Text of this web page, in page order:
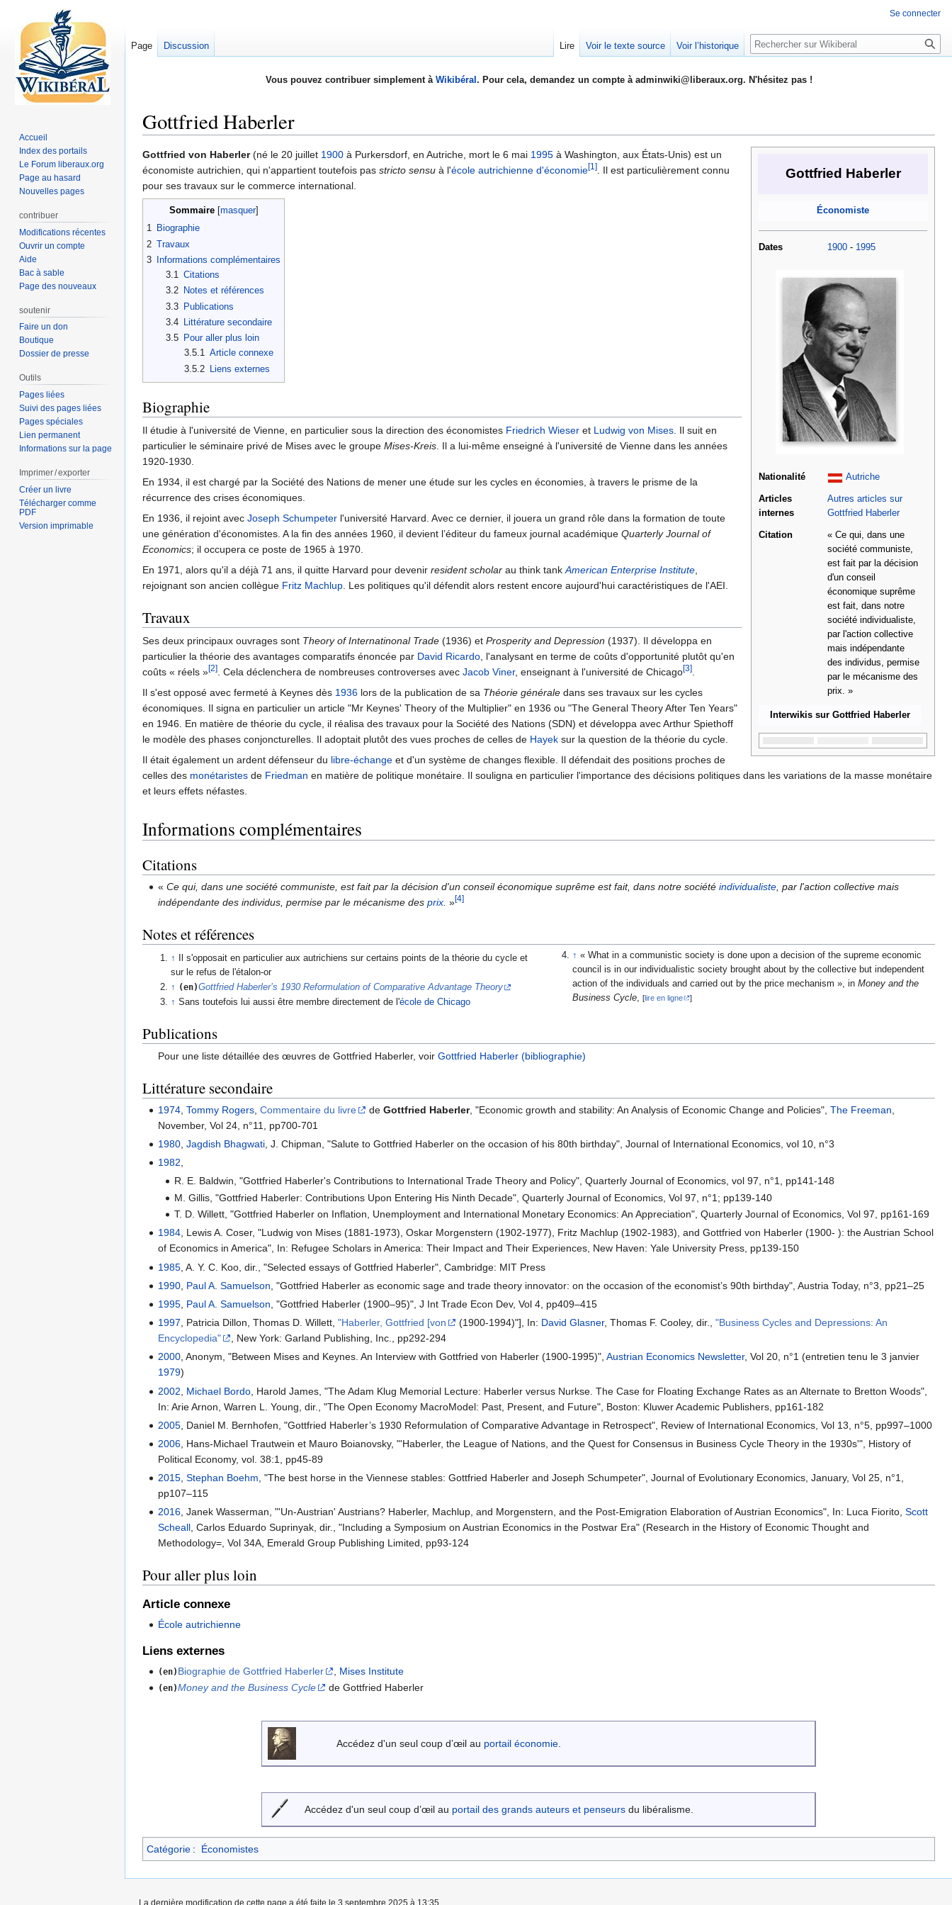
Vous pouvez contribuer simplement à Wikibéral . Pour cela, demandez un compte à adminwiki@liberaux.org. N'hésitez pas !
Gottfried Haberler
Aller
à
la
navigation
Aller
à
la
recherche
Gottfried Haberler
Économiste
Dates 1900 - 1995
Nationalité Autriche
Articles
internes
Autres articles sur
Gottfried Haberler
Citation
« Ce qui, dans une
société communiste,
est fait par la décision
d'un conseil
économique suprême
est fait, dans notre
société individualiste,
par l'action collective
mais indépendante
des individus, permise
par le mécanisme des
prix. »
Interwikis sur Gottfried Haberler
Gottfried von Haberler(né le 20 juillet 1900 à Purkersdorf, en Autriche, mort le 6 mai 1995 à Washington, aux États-Unis) est un
économiste autrichien, qui n'appartient toutefois pas stricto sensu à l'école autrichienne d'économie[1]. Il est particulièrement connu
pour ses travaux sur le commerce international.
Sommaire
1 Biographie
2 Travaux
3
Informations complémentaires
3.1 Citations
3.2
Notes et références
3.3
Publications
3.4
Littérature secondaire
3.5
Pour aller plus loin
3.5.1 Article connexe
3.5.2
Liens externes
Biographie
Il étudie à l'université de Vienne, en particulier sous la direction des économistes Friedrich Wieser et Ludwig von Mises. Il suit en
particulier le séminaire privé de Mises avec le groupe Mises-Kreis. Il a lui-même enseigné à l'université de Vienne dans les années
1920-1930.
En 1934, il est chargé par la Société des Nations de mener une étude sur les cycles en économies, à travers le prisme de la
récurrence des crises économiques.
En 1936, il rejoint avec Joseph Schumpeter l'université Harvard. Avec ce dernier, il jouera un grand rôle dans la formation de toute
une génération d'économistes. A la fin des années 1960, il devient l’éditeur du fameux journal académique Quarterly Journal of
Economics; il occupera ce poste de 1965 à 1970.
En 1971, alors qu'il a déjà 71 ans, il quitte Harvard pour devenir resident scholar au think tankAmerican Enterprise Institute,
rejoignant son ancien collègue Fritz Machlup. Les politiques qu'il défendit alors restent encore aujourd'hui caractéristiques de l'AEI.
Travaux
Ses deux principaux ouvrages sont Theory of Internatinonal Trade (1936) et Prosperity and Depression (1937). Il développa en
particulier la théorie des avantages comparatifs énoncée par David Ricardo, l'analysant en terme de coûts d'opportunité plutôt qu'en
coûts « réels »[2]. Cela déclenchera de nombreuses controverses avec Jacob Viner, enseignant à l'université de Chicago[3].
Il s'est opposé avec fermeté à Keynes dès 1936 lors de la publication de sa Théorie générale dans ses travaux sur les cycles
économiques. Il signa en particulier un article "Mr Keynes' Theory of the Multiplier" en 1936 ou "The General Theory After Ten Years"
en 1946. En matière de théorie du cycle, il réalisa des travaux pour la Société des Nations (SDN) et développa avec Arthur Spiethoff
le modèle des phases conjoncturelles. Il adoptait plutôt des vues proches de celles de Hayek sur la question de la théorie du cycle.
Il était également un ardent défenseur du libre-échange et d'un système de changes flexible. Il défendait des positions proches de
celles des monétaristes de Friedman en matière de politique monétaire. Il souligna en particulier l'importance des décisions politiques dans les variations de la masse monétaire
et leurs effets néfastes.
Informations complémentaires
Citations
«Ce qui, dans une société communiste, est fait par la décision d'un conseil économique suprême est fait, dans notre sociétéindividualiste , par l'action collective mais
indépendante des individus, permise par le mécanisme desprix »[4]
Notes et références
↑
Il s'opposait en particulier aux autrichiens sur certains points de la théorie du cycle et
sur le refus de l'étalon-or
↑ (en)Gottfried Haberler’s 1930 Reformulation of Comparative Advantage Theory
↑ Sans toutefois lui aussi être membre directement de l'école de Chicago
↑ « What in a communistic society is done upon a decision of the supreme economic
council is in our individualistic society brought about by the collective but independent
action of the individuals and carried out by the price mechanism », in Money and the
Business Cycle, [lire en ligne ]
Publications
Pour une liste détaillée des œuvres de Gottfried Haberler, voirGottfried Haberler (bibliographie)
Littérature secondaire
1974 ,Tommy Rogers ,Commentaire du livre deGottfried Haberler, "Economic growth and stability: An Analysis of Economic Change and Policies",The Freeman
November, Vol 24, n°11, pp700-701
1980 ,Jagdish Bhagwati , J. Chipman, "Salute to Gottfried Haberler on the occasion of his 80th birthday", Journal of International Economics, vol 10, n°3
1982,
R. E. Baldwin, "Gottfried Haberler's Contributions to International Trade Theory and Policy", Quarterly Journal of Economics, vol 97, n°1, pp141-148
M. Gillis, "Gottfried Haberler: Contributions Upon Entering His Ninth Decade", Quarterly Journal of Economics, Vol 97, n°1; pp139-140
T. D. Willett, "Gottfried Haberler on Inflation, Unemployment and International Monetary Economics: An Appreciation", Quarterly Journal of Economics, Vol 97, pp161-169
1984, Lewis A. Coser, "Ludwig von Mises (1881-1973), Oskar Morgenstern (1902-1977), Fritz Machlup (1902-1983), and Gottfried von Haberler (1900- ): the Austrian School
of Economics in America", In: Refugee Scholars in America: Their Impact and Their Experiences, New Haven: Yale University Press, pp139-150
1985 , A. Y. C. Koo, dir., "Selected essays of Gottfried Haberler", Cambridge: MIT Press
1990 Paul A. Samuelson , "Gottfried Haberler as economic sage and trade theory innovator: on the occasion of the economist’s 90th birthday", Austria Today, n°3, pp21–25
1995 Paul A. Samuelson , "Gottfried Haberler (1900–95)", J Int Trade Econ Dev, Vol 4, pp409–415
1997, Patricia Dillon, Thomas D. Willett,"Haberler, Gottfried [von (1900-1994)"], In: David Glasner, Thomas F. Cooley, dir.,"Business Cycles and Depressions: An
Encyclopedia"
, New York: Garland Publishing, Inc., pp292-294
2000, Anonym, "Between Mises and Keynes. An Interview with Gottfried von Haberler (1900-1995)",Austrian Economics Newsletter, Vol 20, n°1 (entretien tenu le 3 janvier
1979)
2002
Michael Bordo , Harold James, "The Adam Klug Memorial Lecture: Haberler versus Nurkse. The Case for Floating Exchange Rates as an Alternate to Bretton Woods",
In: Arie Arnon, Warren L. Young, dir., "The Open Economy MacroModel: Past, Present, and Future", Boston: Kluwer Academic Publishers, pp161-182
2005 , Daniel M. Bernhofen, "Gottfried Haberler’s 1930 Reformulation of Comparative Advantage in Retrospect", Review of International Economics, Vol 13, n°5, pp997–1000
2006 , Hans-Michael Trautwein et Mauro Boianovsky, "'Haberler, the League of Nations, and the Quest for Consensus in Business Cycle Theory in the 1930s'", History of
Political Economy, vol. 38:1, pp45-89
2015 ,Stephan Boehm , "The best horse in the Viennese stables: Gottfried Haberler and Joseph Schumpeter", Journal of Evolutionary Economics, January, Vol 25, n°1,
pp107–115
2016, Janek Wasserman, "'Un-Austrian' Austrians? Haberler, Machlup, and Morgenstern, and the Post-Emigration Elaboration of Austrian Economics", In: Luca Fiorito,Scott
Scheall, Carlos Eduardo Suprinyak, dir., "Including a Symposium on Austrian Economics in the Postwar Era" (Research in the History of Economic Thought and
Methodology=, Vol 34A, Emerald Group Publishing Limited, pp93-124
Pour aller plus loin
Article connexe
École autrichienne
Liens externes
(en) Biographie de Gottfried Haberler Mises Institute
(en)Money and the Business Cycle de Gottfried Haberler
Accédez d'un seul coup d’œil au portail économie
Accédez d'un seul coup d’œil au portail des grands auteurs et penseurs du libéralisme.
Catégorie : Économistes
Se connecter
Page Discussion Lire Voir le texte source Voir l’historique Rechercher
Accueil
Index des portails
Le Forum liberaux.org
Page au hasard
Nouvelles pages
contribuer
Modifications récentes
Ouvrir un compte
Aide
Bac à sable
Page des nouveaux
soutenir
Faire un don
Boutique
Dossier de presse
Outils
Pages liées
Suivi des pages liées
Pages spéciales
Lien permanent
Informations sur la page
Imprimer / exporter
Créer un livre
Télécharger comme
PDF
Version imprimable
La dernière modification de cette page a été faite le 3 septembre 2025 à 13:35.